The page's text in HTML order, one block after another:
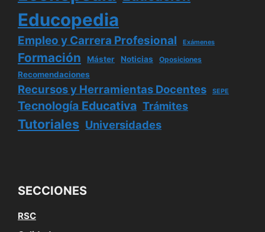
Educopedia
Empleo y Carrera Profesional Exámenes
Formación Máster Noticias Oposiciones
Recomendaciones
Recursos y Herramientas Docentes SEPE
Tecnología Educativa Trámites
Tutoriales Universidades
SECCIONES
RSC